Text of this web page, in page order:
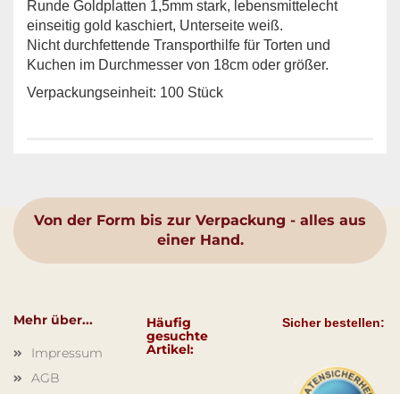
Runde Goldplatten 1,5mm stark, lebensmittelecht
einseitig gold kaschiert, Unterseite weiß.
Nicht durchfettende Transporthilfe für Torten und
Kuchen im Durchmesser von 18cm oder größer.
Verpackungseinheit: 100 Stück
Von der Form bis zur Verpackung - alles aus
einer Hand.
Mehr über...
Impressum
AGB
Häufig
gesuchte
Artikel:
Sicher bestellen: